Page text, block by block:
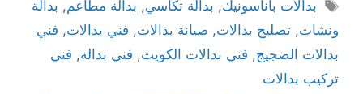
بدالات باناسونيك, بدالة تكاسي, بدالة مطاعم, بدالة
ونشات, تصليح بدالات, صيانة بدالات, فني بدالات, فني
بدالات الضجيج, فني بدالات الكويت, فني بدالة, فني
تركيب بدالات